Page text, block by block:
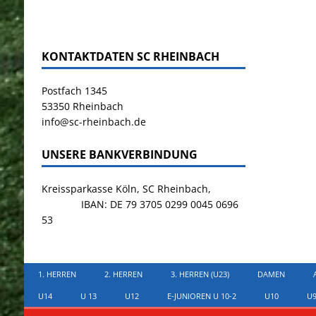
KONTAKTDATEN SC RHEINBACH
Postfach 1345
53350 Rheinbach
info@sc-rheinbach.de
UNSERE BANKVERBINDUNG
Kreissparkasse Köln, SC Rheinbach,
IBAN: DE 79 3705 0299 0045 0696
53
1. HERREN 2. HERREN 3. HERREN (U23) DAMEN
U14 U 13 U12 E-JUNIOREN U 10-2 U10 U9